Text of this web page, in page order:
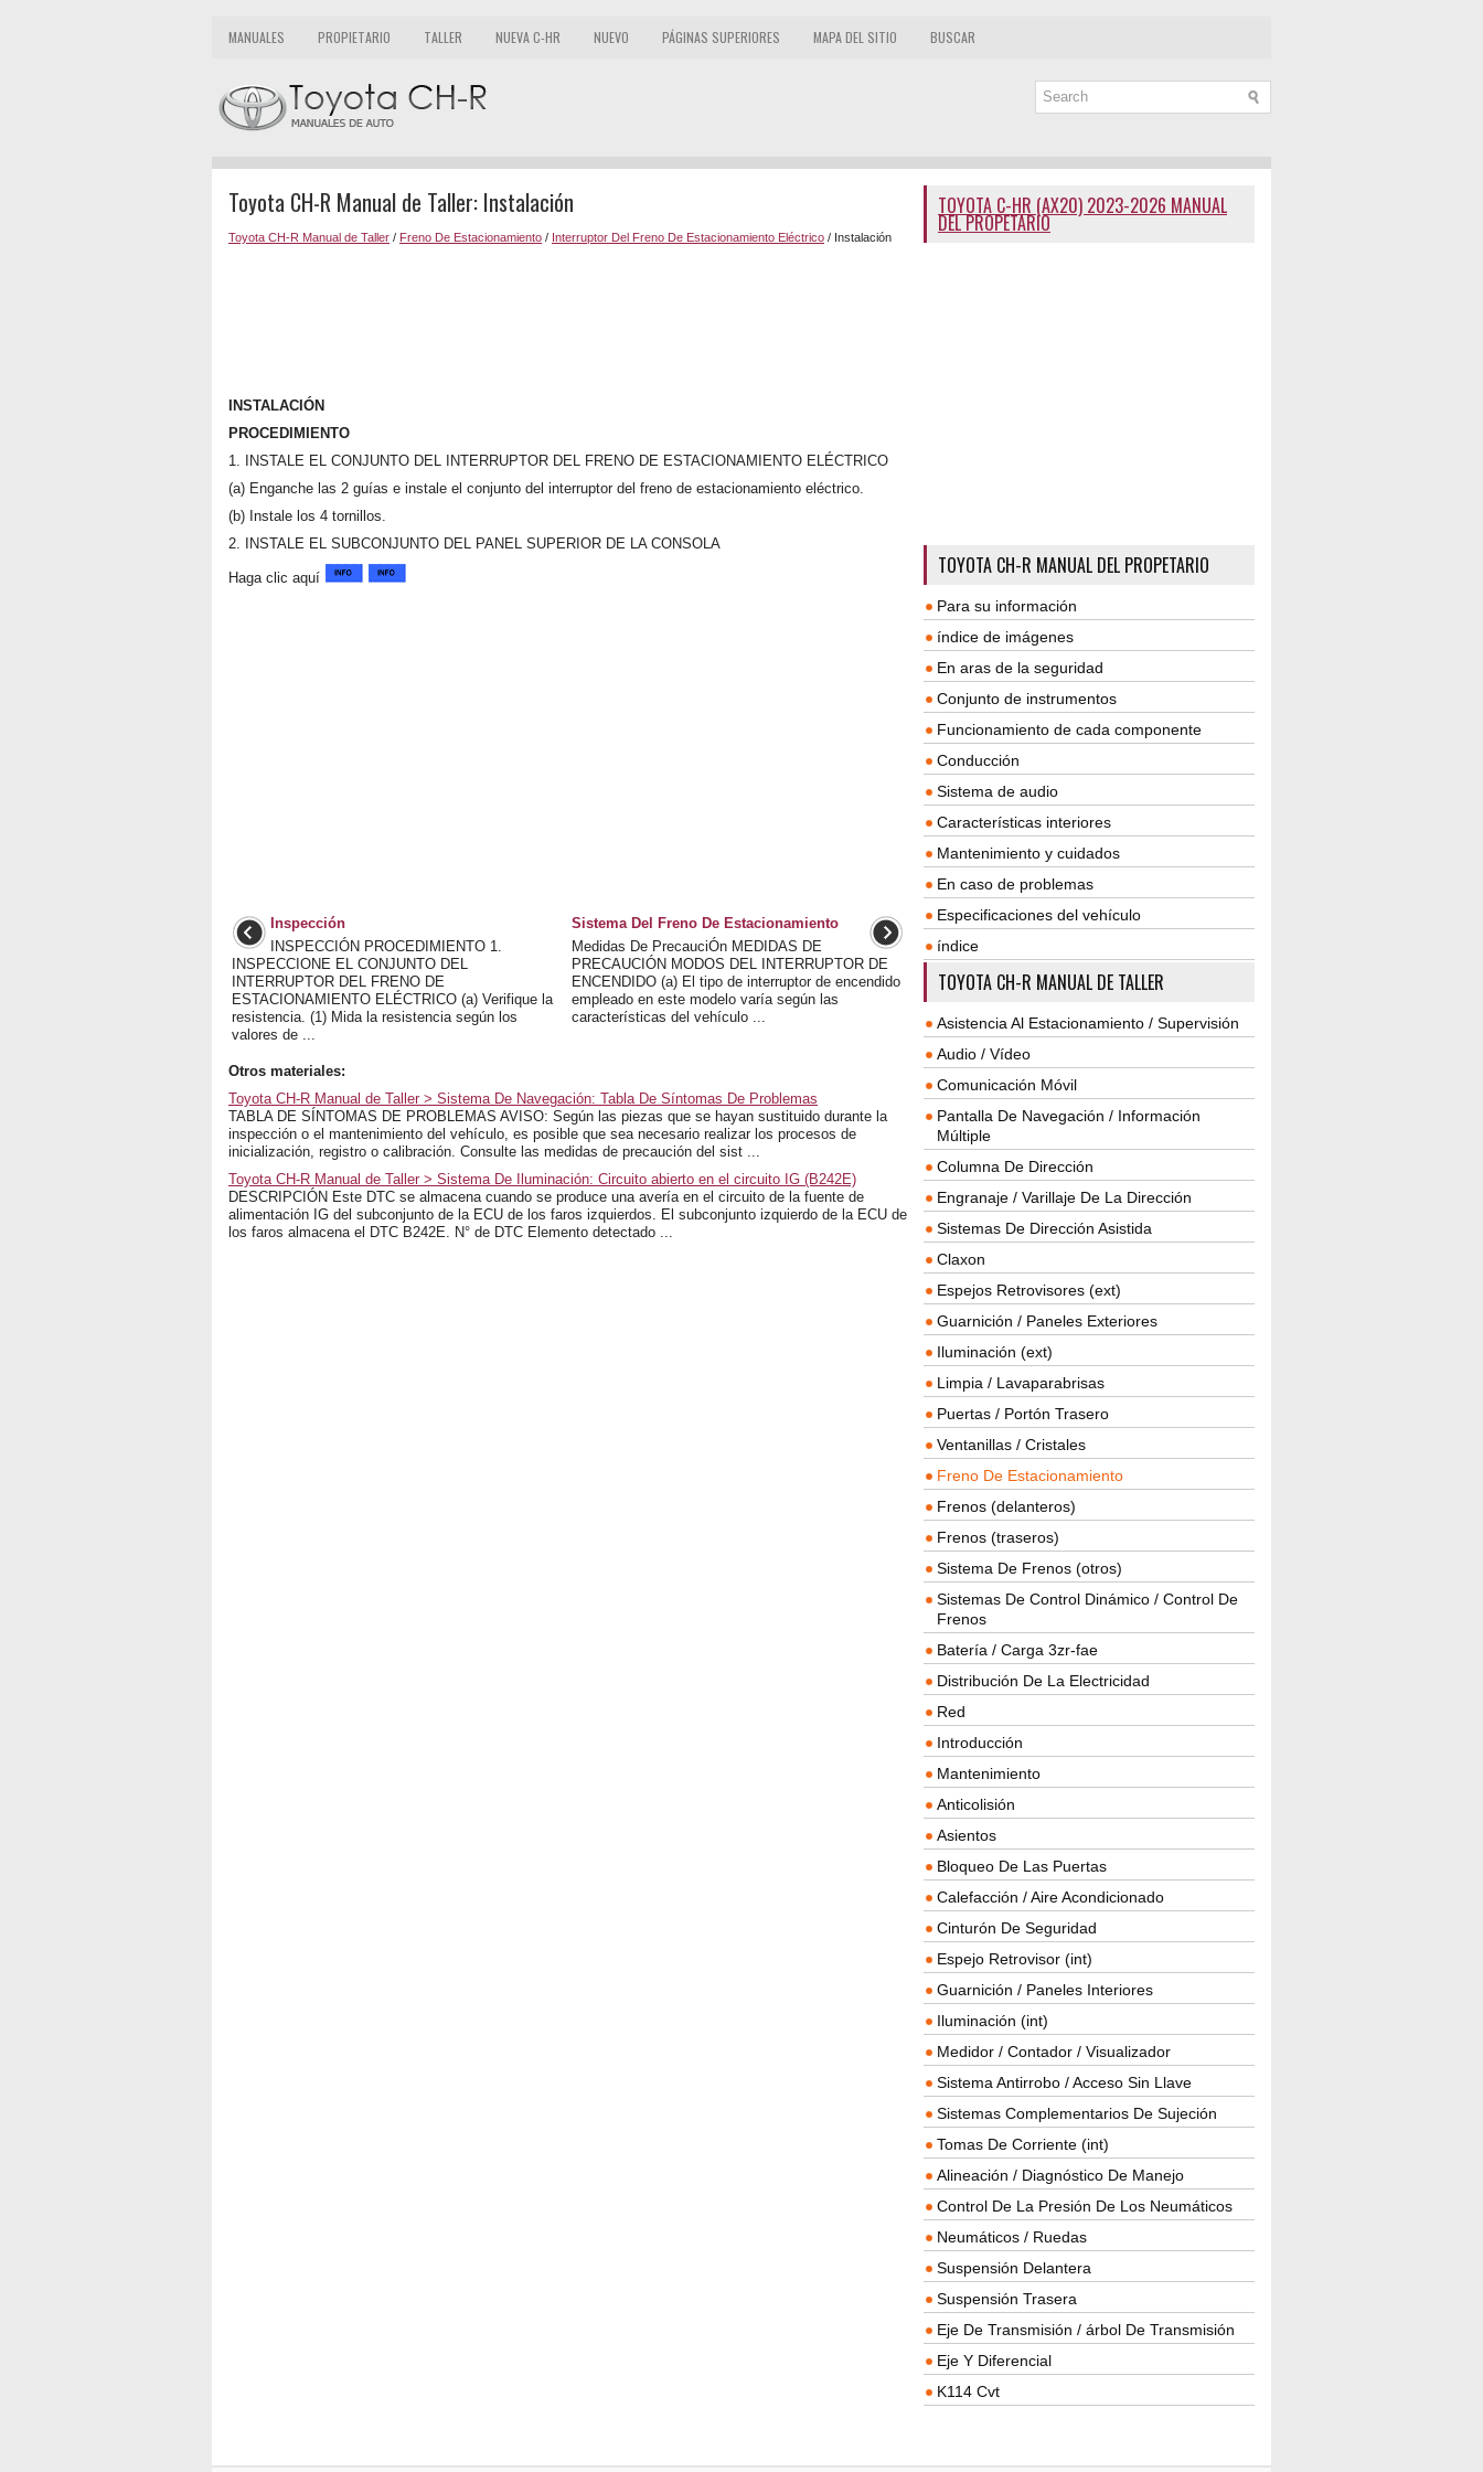
MANUALES PROPIETARIO TALLER NUEVA C-HR NUEVO PÁGINAS SUPERIORES MAPA DEL SITIO BUSCAR
Toyota CH-R Manual de Taller: Instalación
Toyota CH-R Manual de Taller / Freno De Estacionamiento / Interruptor Del Freno De Estacionamiento Eléctrico / Instalación
INSTALACIÓN
PROCEDIMIENTO
1. INSTALE EL CONJUNTO DEL INTERRUPTOR DEL FRENO DE ESTACIONAMIENTO ELÉCTRICO
(a) Enganche las 2 guías e instale el conjunto del interruptor del freno de estacionamiento eléctrico.
(b) Instale los 4 tornillos.
2. INSTALE EL SUBCONJUNTO DEL PANEL SUPERIOR DE LA CONSOLA
Haga clic aquí
Inspección
INSPECCIÓN PROCEDIMIENTO 1.
INSPECCIONE EL CONJUNTO DEL
INTERRUPTOR DEL FRENO DE
ESTACIONAMIENTO ELÉCTRICO (a) Verifique la
resistencia. (1) Mida la resistencia según los
valores de ...
Sistema Del Freno De Estacionamiento
Medidas De PrecauciÓn MEDIDAS DE
PRECAUCIÓN MODOS DEL INTERRUPTOR DE
ENCENDIDO (a) El tipo de interruptor de encendido
empleado en este modelo varía según las
características del vehículo ...
Otros materiales:
Toyota CH-R Manual de Taller > Sistema De Navegación: Tabla De Síntomas De Problemas
TABLA DE SÍNTOMAS DE PROBLEMAS AVISO: Según las piezas que se hayan sustituido durante la
inspección o el mantenimiento del vehículo, es posible que sea necesario realizar los procesos de
inicialización, registro o calibración. Consulte las medidas de precaución del sist ...
Toyota CH-R Manual de Taller > Sistema De Iluminación: Circuito abierto en el circuito IG (B242E)
DESCRIPCIÓN Este DTC se almacena cuando se produce una avería en el circuito de la fuente de
alimentación IG del subconjunto de la ECU de los faros izquierdos. El subconjunto izquierdo de la ECU de
los faros almacena el DTC B242E. N° de DTC Elemento detectado ...
TOYOTA C-HR (AX20) 2023-2026 MANUAL
DEL PROPETARIO
TOYOTA CH-R MANUAL DEL PROPETARIO
Para su información
índice de imágenes
En aras de la seguridad
Conjunto de instrumentos
Funcionamiento de cada componente
Conducción
Sistema de audio
Características interiores
Mantenimiento y cuidados
En caso de problemas
Especificaciones del vehículo
índice
TOYOTA CH-R MANUAL DE TALLER
Asistencia Al Estacionamiento / Supervisión
Audio / Vídeo
Comunicación Móvil
Pantalla De Navegación / Información
Múltiple
Columna De Dirección
Engranaje / Varillaje De La Dirección
Sistemas De Dirección Asistida
Claxon
Espejos Retrovisores (ext)
Guarnición / Paneles Exteriores
Iluminación (ext)
Limpia / Lavaparabrisas
Puertas / Portón Trasero
Ventanillas / Cristales
Freno De Estacionamiento
Frenos (delanteros)
Frenos (traseros)
Sistema De Frenos (otros)
Sistemas De Control Dinámico / Control De
Frenos
Batería / Carga 3zr-fae
Distribución De La Electricidad
Red
Introducción
Mantenimiento
Anticolisión
Asientos
Bloqueo De Las Puertas
Calefacción / Aire Acondicionado
Cinturón De Seguridad
Espejo Retrovisor (int)
Guarnición / Paneles Interiores
Iluminación (int)
Medidor / Contador / Visualizador
Sistema Antirrobo / Acceso Sin Llave
Sistemas Complementarios De Sujeción
Tomas De Corriente (int)
Alineación / Diagnóstico De Manejo
Control De La Presión De Los Neumáticos
Neumáticos / Ruedas
Suspensión Delantera
Suspensión Trasera
Eje De Transmisión / árbol De Transmisión
Eje Y Diferencial
K114 Cvt